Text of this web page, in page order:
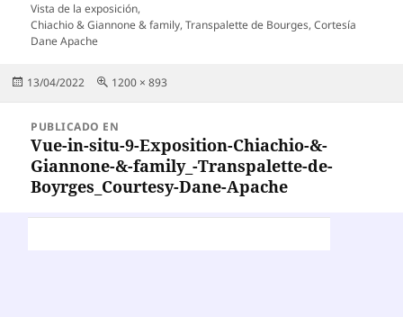
Vista de la exposición,
Chiachio & Giannone & family, Transpalette de Bourges, Cortesía
Dane Apache
Publicado
13/04/2022
Tamaño
1200 × 893
entradas
PUBLICADO EN
Vue-in-situ-9-Exposition-Chiachio-&-
Giannone-&-family_-Transpalette-de-
Boyrges_Courtesy-Dane-Apache